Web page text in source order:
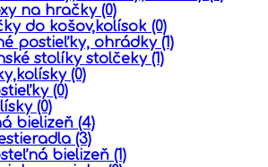
na hračky (0)
do košov,kolísok (0)
postieľky, ohrádky (1)
stolíky stolčeky (1)
(0)
(0)
(0)
bielizeň (4)
(3)
bielizeň (1)